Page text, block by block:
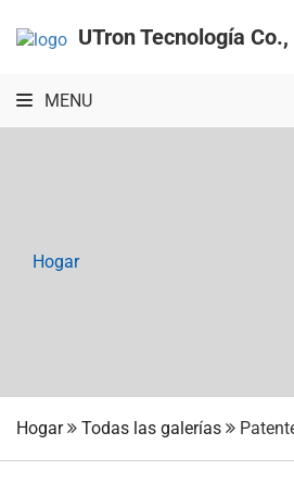
UTron Tecnología
MENU
Hogar
Hogar Todas las galerías